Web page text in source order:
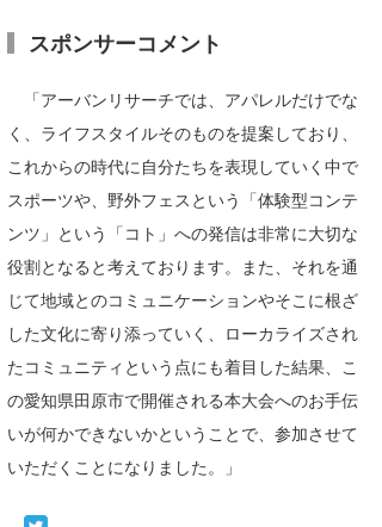
スポンサーコメント
「アーバンリサーチでは、アパレルだけでな
く、ライフスタイルそのものを提案しており、
これからの時代に自分たちを表現していく中で
スポーツや、野外フェスという「体験型コンテ
ンツ」という「コト」への発信は非常に大切な
役割となると考えております。また、それを通
じて地域とのコミュニケーションやそこに根ざ
した文化に寄り添っていく、ローカライズされ
たコミュニティという点にも着目した結果、こ
の愛知県田原市で開催される本大会へのお手伝
いが何かできないかということで、参加させて
いただくことになりました。」